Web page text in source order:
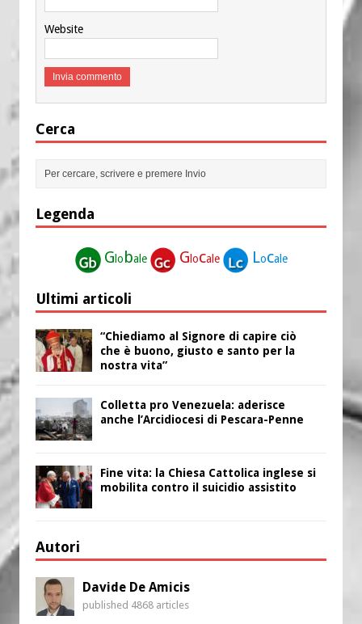
Website
Cerca
Legenda
G lobale G locale Locale
Ultimi articoli
“Chiediamo al Signore di capire ciò
che è buono, giusto e santo per la
nostra vita”
Colletta pro Venezuela: aderisce
anche l’Arcidiocesi di Pescara-Penne
Fine vita: la Chiesa Cattolica inglese si
mobilita contro il suicidio assistito
Autori
Davide De Amicis
published 4868 articles